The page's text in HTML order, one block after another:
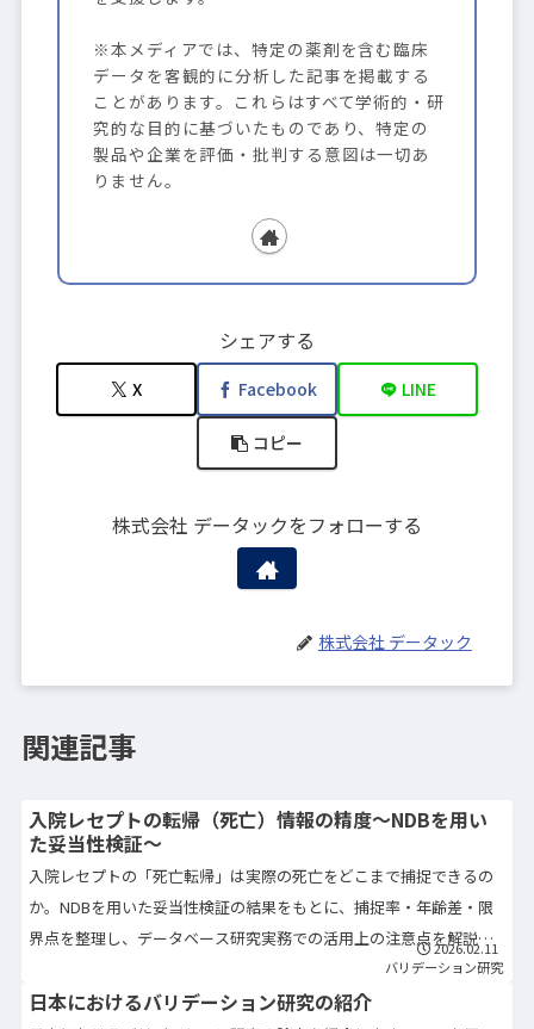
※本メディアでは、特定の薬剤を含む臨床
データを客観的に分析した記事を掲載する
ことがあります。これらはすべて学術的・研
究的な目的に基づいたものであり、特定の
製品や企業を評価・批判する意図は一切あ
りません。
シェアする
X Facebook LINE
コピー
株式会社 データックをフォローする
株式会社 データック
関連記事
入院レセプトの転帰（死亡）情報の精度〜NDBを用い
た妥当性検証〜
入院レセプトの「死亡転帰」は実際の死亡をどこまで捕捉できるの
か。NDBを用いた妥当性検証の結果をもとに、捕捉率・年齢差・限
界点を整理し、データベース研究実務での活用上の注意点を解説し
2026.02.11
バリデーション研究
日本におけるバリデーション研究の紹介